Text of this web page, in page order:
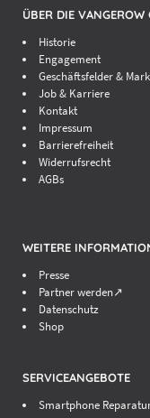
ÜBER DIE VANGEROW
Historie
Engagement
Geschäftsfelder &
Job & Karriere
Kontakt
Impressum
Barrierefreiheit
Widerrufsrecht
AGBs
WEITERE
Presse
Partner werden↗
Datenschutz
Shop
SERVICEANGEBOTE
Smartphone